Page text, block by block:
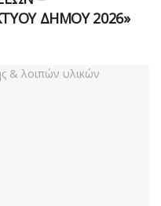
ΔΗΜΟΥ 2026»